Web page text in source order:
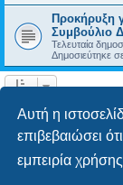
Αυτή η
επιβεβαιώσει
εμπειρία
Προκήρυξη
Συμβούλιο
Τελευταία
Δημοσιεύτηκε
Board